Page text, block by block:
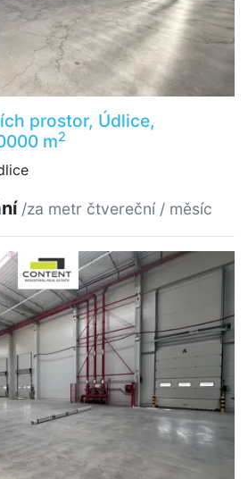
prostor, Údlice,
m2
/za metr čtvereční / měsíc